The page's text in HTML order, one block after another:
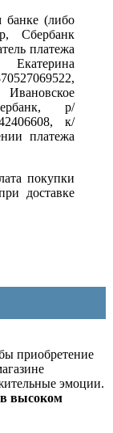
(либо
Сбербанк
платежа
р/
к/
платежа
покупки
доставке
приобретение
эмоции.
в высоком